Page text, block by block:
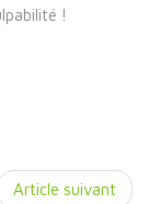
!
Article suivant